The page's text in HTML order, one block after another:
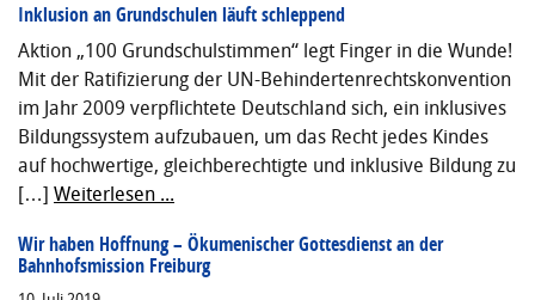
Inklusion an Grundschulen läuft schleppend
Aktion „100 Grundschulstimmen“ legt Finger in die Wunde!
Mit der Ratifizierung der UN-Behindertenrechtskonvention
im Jahr 2009 verpflichtete Deutschland sich, ein inklusives
Bildungssystem aufzubauen, um das Recht jedes Kindes
auf hochwertige, gleichberechtigte und inklusive Bildung zu
[…] Weiterlesen ...
Wir haben Hoffnung – Ökumenischer Gottesdienst an der
Bahnhofsmission Freiburg